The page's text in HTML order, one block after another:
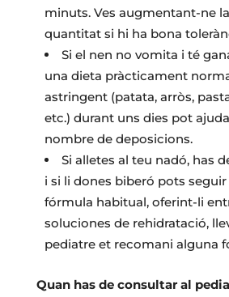
minuts. Ves augmentant-ne
quantitat si hi ha bona
Si el nen no vomita i té
una dieta pràcticament
astringent (patata, arròs,
etc.) durant uns dies pot
nombre de deposicions.
Si alletes al teu nadó, has
i si li dones biberó pots
fórmula habitual, oferint-li
soluciones de rehidratació,
pediatre et recomani alguna
Quan has de consultar al